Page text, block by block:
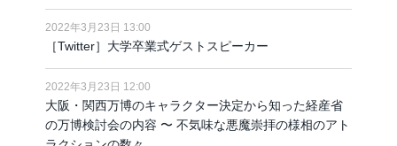
2022年3月23日 13:00
［Twitter］大学卒業式ゲストスピーカー
2022年3月23日 12:00
大阪・関西万博のキャラクター決定から知った経産省
の万博検討会の内容 〜 不気味な悪魔崇拝の様相のアト